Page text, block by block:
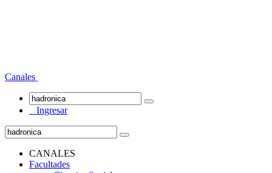
Canales
Ingresar
CANALES
Facultades